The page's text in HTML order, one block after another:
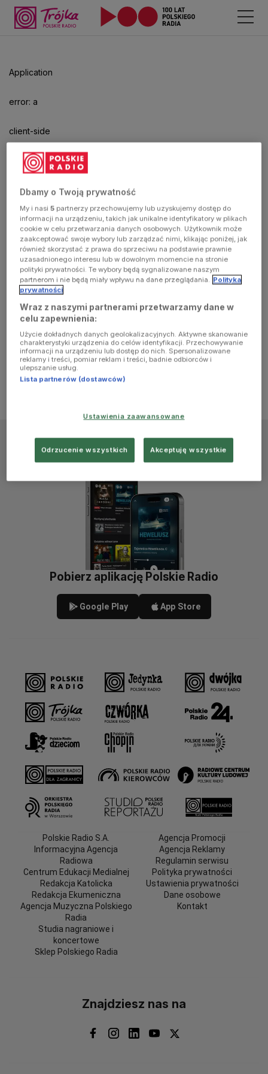
Application
error: a
client-side
exception
has
occurred
(see the
browser
console for
more
information)
aby
odtwarzać.
Pobierz aplikację Polskie Radio
Google Play App Store
Polskie Radio S.A.
Informacyjna Agencja
Radiowa
Centrum Edukacji Medialnej
Redakcja Katolicka
Redakcja Ekumeniczna
Agencja Muzyczna Polskiego
Radia
Studia nagraniowe i
koncertowe
Sklep Polskiego Radia
Agencja Promocji
Agencja Reklamy
Regulamin serwisu
Polityka prywatności
Ustawienia prywatności
Dane osobowe
Kontakt
Znajdziesz nas na
Dbamy o Twoją prywatność
My i nasi5 partnerzy przechowujemy lub uzyskujemy dostęp do
informacji na urządzeniu, takich jak unikalne identyfikatory w plikach
cookie w celu przetwarzania danych osobowych. Użytkownik może
zaakceptować swoje wybory lub zarządzać nimi, klikając poniżej, jak
również skorzystać z prawa do sprzeciwu na podstawie prawnie
uzasadnionego interesu lub w dowolnym momencie na stronie
polityki prywatności. Te wybory będą sygnalizowane naszym
partnerom i nie będą miały wpływu na dane przeglądania. Polityka
prywatności
Wraz z naszymi partnerami przetwarzamy dane w
celu zapewnienia:
Użycie dokładnych danych geolokalizacyjnych. Aktywne skanowanie
charakterystyki urządzenia do celów identyfikacji. Przechowywanie
informacji na urządzeniu lub dostęp do nich. Spersonalizowane
reklamy i treści, pomiar reklam i treści, badnie odbiorców i
ulepszanie usług.
Lista partnerów (dostawców)
Ustawienia zaawansowane
Odrzucenie wszystkich Akceptuję wszystkie